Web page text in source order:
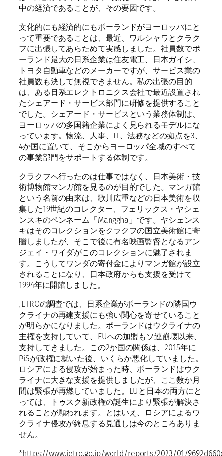
中の経済であることが、その要因です。
文化的にも経済的にもポーランドがヨーロッパにと
って重要であることは、最近、ワルシャワとクラク
フに出張してあらためて実感しました。社員数でポ
ーランド最大の日系企業は住友電工、日本ガイシ、
トヨタ自動車などのメーカーですが、サービス業の
社員数も決して無視できません。私の出張の目的
は、ある日系エレクトロニクス会社で最近設置され
たシェアード・サービス部門に研修を提供すること
でした。シェアード・サービスという業務体制は、
ヨーロッパの多国籍企業によく見られるモデルにな
っています。物流、人事、IT、法務などの拠点を3、
4か国に置いて、そこからヨーロッパ全域のすべて
の事業部門をサポートする体制です。
クラクフへ行ったのは仕事ではなく、日本美術・技
術博物館マンガ館を見るのが目的でした。マンガ館
という名前の由来は、歌川広重などの日本美術を収
集した19世紀のコレクター、フェリックス・ヤシェ
ンスキのペンネーム「Manggha」です。ヤシェンス
キはそのコレクションをクラクフの国立美術館に寄
贈しましたが、そこで後に有名映画監督となるアン
ジェイ・ワイダがこのコレクションに魅了されま
す。こうしてワンダの寄付金によりマンガ館が設立
されることになり、日本政府からも支援を受けて
1994年に開館しました。
JETROの調査では、日系企業がポーランドの隣国ウ
クライナの再建支援にも強い関心を寄せていること
が明らかになりました。ポーランドはウクライナの
主権を支持していて、EUへの加盟もソ連崩壊以来、
支持してきました。この2か国の関係は、2015年に
PiSが政権に就いた後、いくらか悪化していました。
ロシアによる侵攻が始まった時、ポーランドはウク
ライナに大きな支援を提供しましたが、ここ数か月
間は緊張が再燃していました。EUと日本の両方にと
っては、トゥスク新政権の誕生により緊張が解決さ
れることが願われます。とはいえ、ロシアによるウ
クライナ侵攻が終息する見通しは今のところありま
せん。
*https://www.jetro.go.jp/world/reports/2023/01/